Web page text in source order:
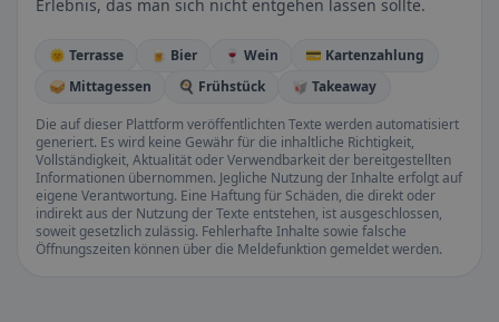
Erlebnis, das man sich nicht entgehen lassen sollte.
🌞 Terrasse 🍺 Bier 🍷 Wein
💳 Kartenzahlung
🥪 Mittagessen
🍳 Frühstück
🥡 Takeaway
Die auf dieser Plattform veröffentlichten Texte werden automatisiert
generiert. Es wird keine Gewähr für die inhaltliche Richtigkeit,
Vollständigkeit, Aktualität oder Verwendbarkeit der bereitgestellten
Informationen übernommen. Jegliche Nutzung der Inhalte erfolgt auf
eigene Verantwortung. Eine Haftung für Schäden, die direkt oder
indirekt aus der Nutzung der Texte entstehen, ist ausgeschlossen,
soweit gesetzlich zulässig. Fehlerhafte Inhalte sowie falsche
Öffnungszeiten können über die Meldefunktion gemeldet werden.